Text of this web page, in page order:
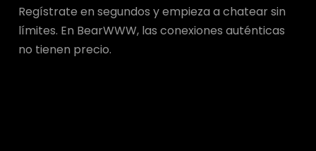
Regístrate en segundos y empieza a chatear sin
límites. En BearWWW, las conexiones auténticas
no tienen precio.